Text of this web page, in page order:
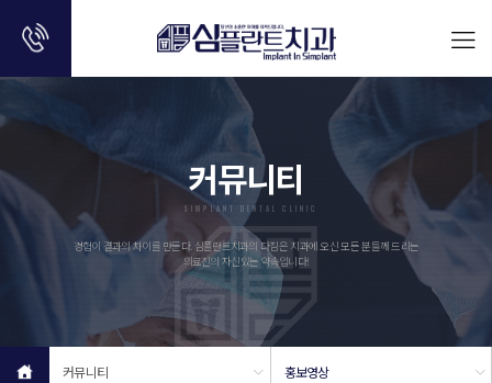
커뮤니티
SIMPLANT DENTAL CLINIC
경험이 결과의 차이를 만든다. 심플란트치과의 다짐은 치과에 오신 모든 분들께 드리는
의료진의 자신있는 약속입니다!
커뮤니티 홍보영상